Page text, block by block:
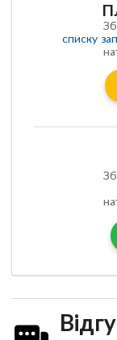
списку